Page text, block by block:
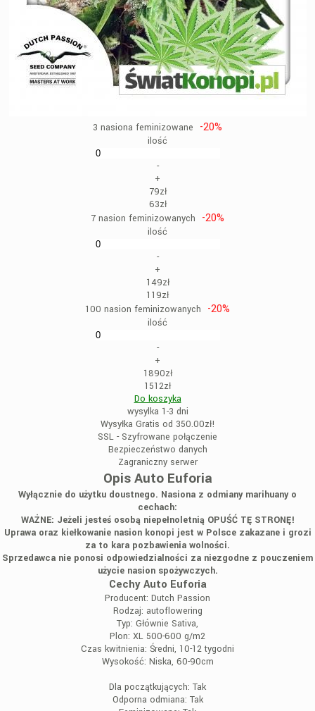
3 nasiona feminizowane -20%
ilość
-
+
79zł
63zł
7 nasion feminizowanych
-20%
ilość
-
+
149zł
119zł
100 nasion feminizowanych
-20%
ilość
-
+
1890zł
1512zł
Do koszyka
wysylka 1-3 dni
Wysyłka Gratis od 350.00zł!
SSL - Szyfrowane połączenie
Bezpieczeństwo danych
Zagraniczny serwer
Opis Auto Euforia
Wyłącznie do użytku doustnego. Nasiona z odmiany marihuany o
cechach:
WAŻNE: Jeżeli jesteś osobą niepełnoletnią OPUŚĆ TĘ STRONĘ!
Uprawa oraz kiełkowanie nasion konopi jest w Polsce zakazane i grozi
za to kara pozbawienia wolności.
Sprzedawca nie ponosi odpowiedzialności za niezgodne z pouczeniem
użycie nasion spożywczych.
Cechy Auto Euforia
Producent: Dutch Passion
Rodzaj: autoflowering
Typ: Głównie Sativa,
Plon: XL 500-600 g/m2
Czas kwitnienia: Średni, 10-12 tygodni
Wysokość: Niska, 60-90cm
Dla początkujących: Tak
Odporna odmiana: Tak